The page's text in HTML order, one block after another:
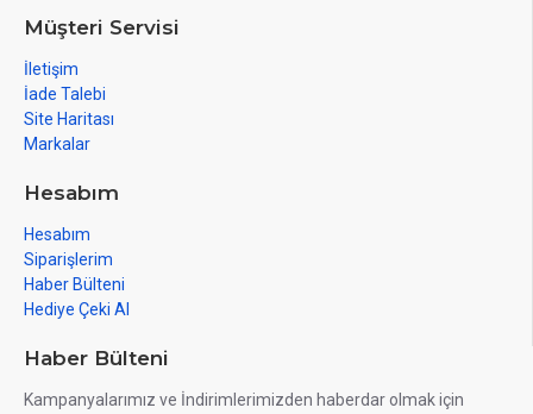
Müşteri Servisi
İletişim
İade Talebi
Site Haritası
Markalar
Hesabım
Hesabım
Siparişlerim
Haber Bülteni
Hediye Çeki Al
Haber Bülteni
Kampanyalarımız ve İndirimlerimizden haberdar olmak için